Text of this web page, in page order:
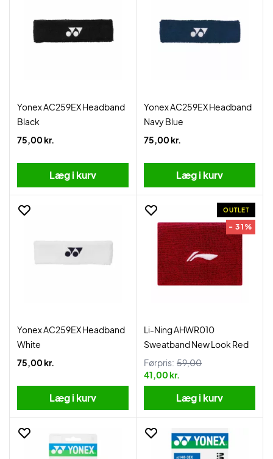
Yonex AC259EX Headband
Black
75,00 kr.
Læg i kurv
Yonex AC259EX Headband
Navy Blue
75,00 kr.
Læg i kurv
Yonex AC259EX Headband
White
75,00 kr.
Læg i kurv
OUTLET
- 31%
Li-Ning AHWR010
Sweatband New Look Red
Førpris: 59,00
41,00 kr.
Læg i kurv